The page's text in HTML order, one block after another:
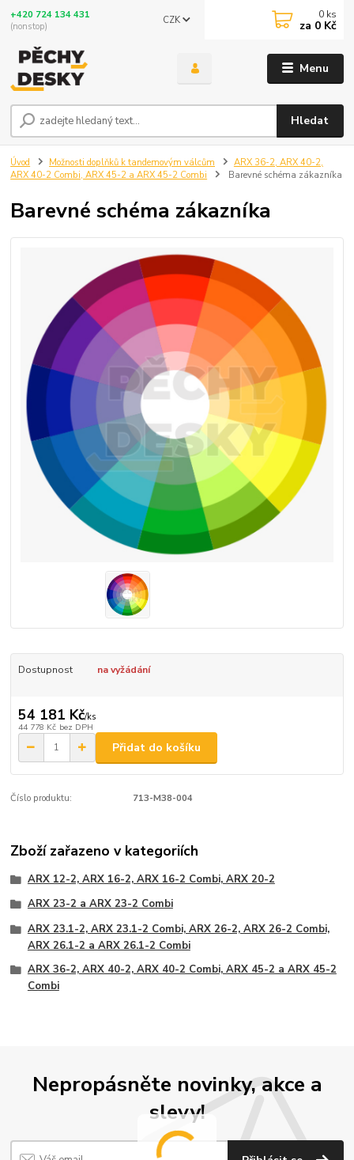
Menu
CZK
Hledat
+420 724 134 431
(nonstop)
0 ks
za 0 Kč
Úvod Možnosti doplňků k tandemovým válcům
ARX 36-2, ARX 40-2,
ARX 40-2 Combi, ARX 45-2 a ARX 45-2 Combi
Barevné schéma zákazníka
Barevné schéma zákazníka
Dostupnost na vyžádání
54 181 Kč/ks
44 778 Kč bez DPH
Přidat do košíku
Číslo produktu: 713-M38-004
Zboží zařazeno v kategoriích
ARX 12-2, ARX 16-2, ARX 16-2 Combi, ARX 20-2
ARX 23-2 a ARX 23-2 Combi
ARX 23.1-2, ARX 23.1-2 Combi, ARX 26-2, ARX 26-2 Combi,
ARX 26.1-2 a ARX 26.1-2 Combi
ARX 36-2, ARX 40-2, ARX 40-2 Combi, ARX 45-2 a ARX 45-2
Combi
Nepropásněte novinky, akce a
slevy!